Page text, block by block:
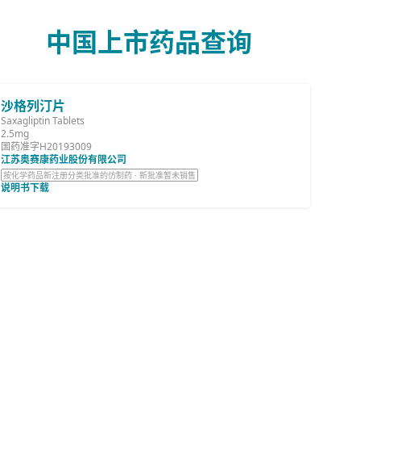
中国上市药品查询
沙格列汀片
Saxagliptin Tablets
2.5mg
国药准字H20193009
江苏奥赛康药业股份有限公司
按化学药品新注册分类批准的仿制药 · 新批准暂未销售
说明书下载